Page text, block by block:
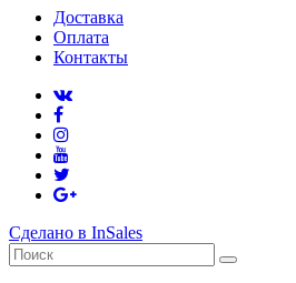
Доставка
Оплата
Контакты
Сделано в InSales